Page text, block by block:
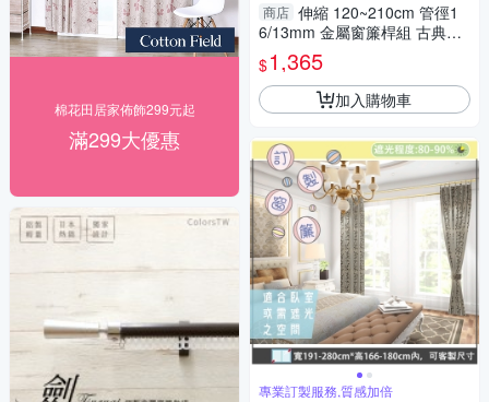
棉花田居家佈飾299元起
滿299大優惠
商店 伸縮 120~210cm 管徑1
6/13mm 金屬窗簾桿組 古典系
列 雙桿 帽頭 台灣製 Colors tw
室內裝潢
$1,365
加入購物車
專業訂製服務,質感加倍